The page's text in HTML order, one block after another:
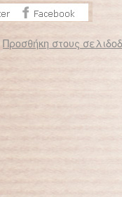
Προσθήκη στους